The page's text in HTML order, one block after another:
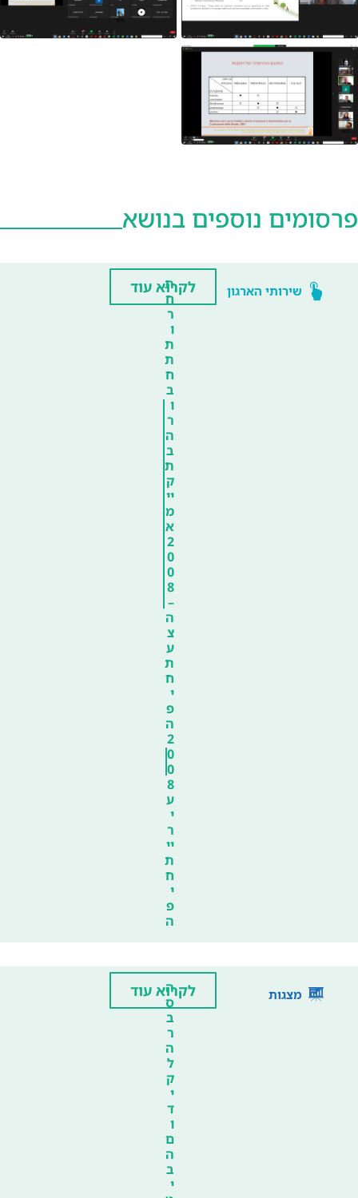
פרסומים נוספים בנושא
שירותי הארגון
ת
ח
ר
ו
ת
ת
ח
ב
ו
ר
ה
ב
ת
ק
יי
מ
א
2
0
0
8
–
ה
צ
ע
ת
ח
י
פ
ה
2
0
0
8
ע
י
ר
יי
ת
ח
י
פ
ה
לקרוא עוד
מצגות
ה
ס
ב
ר
ה
ל
ק
י
ד
ו
ם
ה
ב
י
לקרוא עוד